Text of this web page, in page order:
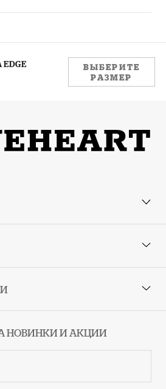
РАЗМЕР:
по размерам
ВЫБЕРИТЕ
РАЗМЕР
НОВИНКИ И АКЦИИ